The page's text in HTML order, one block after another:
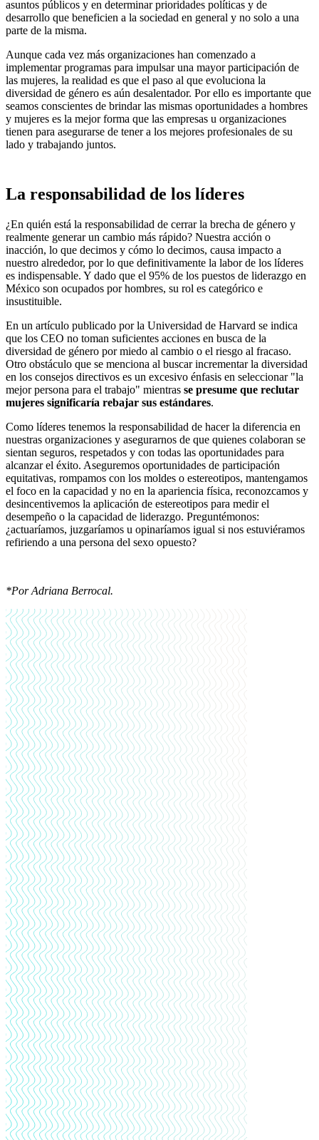
asuntos públicos y en determinar prioridades políticas y de
desarrollo que beneficien a la sociedad en general y no solo a una
parte de la misma.
Aunque cada vez más organizaciones han comenzado a
implementar programas para impulsar una mayor participación de
las mujeres, la realidad es que el paso al que evoluciona la
diversidad de género es aún desalentador. Por ello es importante que
seamos conscientes de brindar las mismas oportunidades a hombres
y mujeres es la mejor forma que las empresas u organizaciones
tienen para asegurarse de tener a los mejores profesionales de su
lado y trabajando juntos.
La responsabilidad de los líderes
¿En quién está la responsabilidad de cerrar la brecha de género y
realmente generar un cambio más rápido? Nuestra acción o
inacción, lo que decimos y cómo lo decimos, causa impacto a
nuestro alrededor, por lo que definitivamente la labor de los líderes
es indispensable. Y dado que el 95% de los puestos de liderazgo en
México son ocupados por hombres, su rol es categórico e
insustituible.
En un artículo publicado por la Universidad de Harvard se indica
que los CEO no toman suficientes acciones en busca de la
diversidad de género por miedo al cambio o el riesgo al fracaso.
Otro obstáculo que se menciona al buscar incrementar la diversidad
en los consejos directivos es un excesivo énfasis en seleccionar "la
mejor persona para el trabajo" mientras se presume que reclutar
mujeres significaría rebajar sus estándares.
Como líderes tenemos la responsabilidad de hacer la diferencia en
nuestras organizaciones y asegurarnos de que quienes colaboran se
sientan seguros, respetados y con todas las oportunidades para
alcanzar el éxito. Aseguremos oportunidades de participación
equitativas, rompamos con los moldes o estereotipos, mantengamos
el foco en la capacidad y no en la apariencia física, reconozcamos y
desincentivemos la aplicación de estereotipos para medir el
desempeño o la capacidad de liderazgo. Preguntémonos:
¿actuaríamos, juzgaríamos u opinaríamos igual si nos estuviéramos
refiriendo a una persona del sexo opuesto?
*Por Adriana Berrocal.